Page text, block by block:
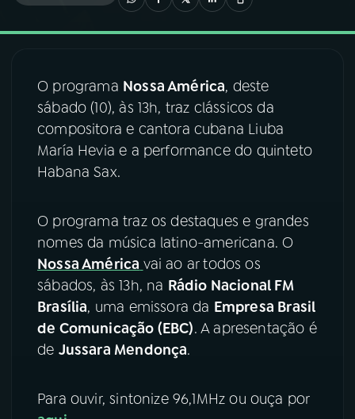
03PROGRAMAÇÃO
04PROGRAMAS
PODCASTS
07ÚLTIMAS
FESTIVAL DE MÚSICA
ACOMPANHE A RÁDIO NACIONAL
O programa Nossa América, deste
sábado (10), às 13h, traz clássicos da
compositora e cantora cubana Liuba
María Hevia e a performance do quinteto
Habana Sax.
O programa traz os destaques e grandes
nomes da música latino-americana. O
Nossa América vai ao ar todos os
sábados, às 13h, na Rádio Nacional FM
Brasília, uma emissora da Empresa Brasil
de Comunicação (EBC). A apresentação é
de Jussara Mendonça.
Para ouvir, sintonize 96,1MHz ou ouça por